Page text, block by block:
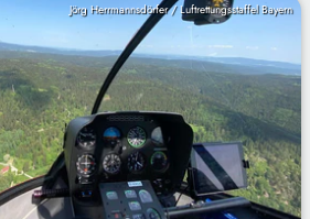
Jörg Herrmannsdörfer / Luftrettungsstaffel Bayern